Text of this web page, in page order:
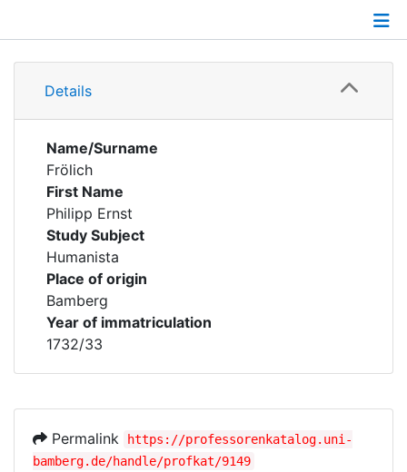
Details
Details
Name/Surname
Frölich
First Name
Philipp Ernst
Study Subject
Humanista
Place of origin
Bamberg
Year of immatriculation
1732/33
Permalink
https://professorenkatalog.uni-
bamberg.de/handle/profkat/9149